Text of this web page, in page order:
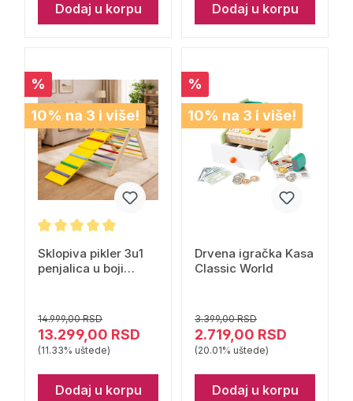
Dodaj u korpu Dodaj u korpu
%
10% na 3 i više!
Sklopiva pikler 3u1
penjalica u boji
14.999,00 RSD
13.299,00 RSD
(11.33% uštede)
Dodaj u korpu
%
10% na 3 i više!
Drvena igračka Kasa
Classic World
3.399,00 RSD
2.719,00 RSD
(20.01% uštede)
Dodaj u korpu